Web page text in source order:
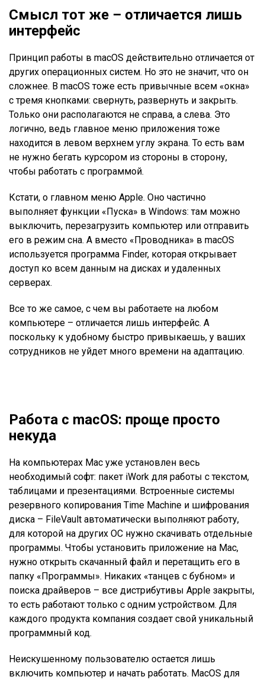
Смысл тот же – отличается лишь
интерфейс
Принцип работы в macOS действительно отличается от
других операционных систем. Но это не значит, что он
сложнее. В macOS тоже есть привычные всем «окна»
с тремя кнопками: свернуть, развернуть и закрыть.
Только они располагаются не справа, а слева. Это
логично, ведь главное меню приложения тоже
находится в левом верхнем углу экрана. То есть вам
не нужно бегать курсором из стороны в сторону,
чтобы работать с программой.
Кстати, о главном меню Apple. Оно частично
выполняет функции «Пуска» в Windows: там можно
выключить, перезагрузить компьютер или отправить
его в режим сна. А вместо «Проводника» в macOS
используется программа Finder, которая открывает
доступ ко всем данным на дисках и удаленных
серверах.
Все то же самое, с чем вы работаете на любом
компьютере – отличается лишь интерфейс. А
поскольку к удобному быстро привыкаешь, у ваших
сотрудников не уйдет много времени на адаптацию.
Работа с macOS: проще просто
некуда
На компьютерах Mac уже установлен весь
необходимый софт: пакет iWork для работы с текстом,
таблицами и презентациями. Встроенные системы
резервного копирования Time Machine и шифрования
диска – FileVault автоматически выполняют работу,
для которой на других ОС нужно скачивать отдельные
программы. Чтобы установить приложение на Mac,
нужно открыть скачанный файл и перетащить его в
папку «Программы». Никаких «танцев с бубном» и
поиска драйверов – все дистрибутивы Apple закрыты,
то есть работают только с одним устройством. Для
каждого продукта компания создает свой уникальный
программный код.
Неискушенному пользователю остается лишь
включить компьютер и начать работать. MacOS для